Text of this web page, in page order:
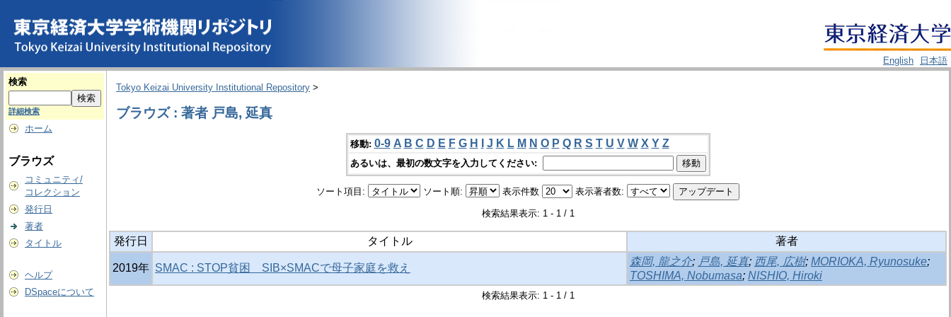
English
日本語
検索
詳細検索
ホーム
ブラウズ
コミュニティ/
コレクション
発行日
著者
タイトル
ヘルプ
DSpaceについて
Tokyo Keizai University Institutional Repository >
ブラウズ : 著者 戸島, 延真
移動: 0-9 A B C D E F G H J K L M N O P Q R S T U V W X Y Z
あるいは、最初の数文字を入力してください:
ソート項目: ソート順: 表示件数 表示著者数:
検索結果表示: 1 - 1 / 1
発行日 タイトル 著者
2019年 SMAC : STOP貧困 SIB×SMACで母子家庭を救え
森岡, 龍之介; 戸島, 延真; 西尾, 広樹; MORIOKA, Ryunosuke;
TOSHIMA, Nobumasa; NISHIO, Hiroki
検索結果表示: 1 - 1 / 1